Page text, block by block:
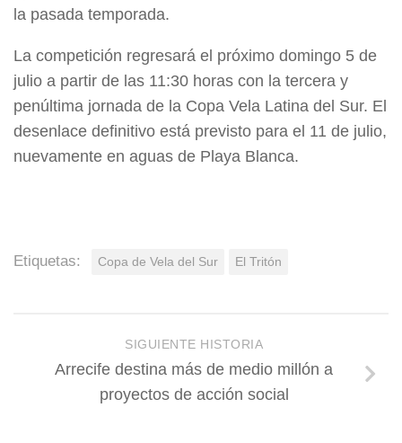
la pasada temporada.
La competición regresará el próximo domingo 5 de
julio a partir de las 11:30 horas con la tercera y
penúltima jornada de la Copa Vela Latina del Sur. El
desenlace definitivo está previsto para el 11 de julio,
nuevamente en aguas de Playa Blanca.
Etiquetas: Copa de Vela del Sur El Tritón
SIGUIENTE HISTORIA
Arrecife destina más de medio millón a
proyectos de acción social